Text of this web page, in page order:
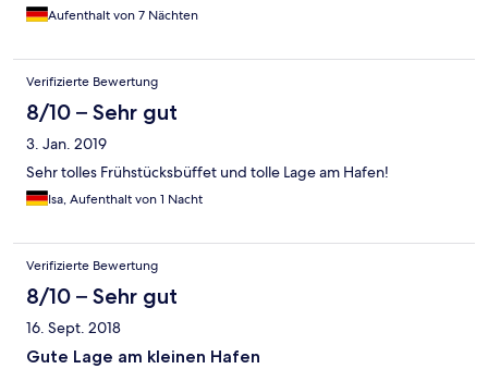
Aufenthalt von 7 Nächten
Verifizierte Bewertung
8/10 – Sehr gut
3. Jan. 2019
Sehr tolles Frühstücksbüffet und tolle Lage am Hafen!
Isa, Aufenthalt von 1 Nacht
Verifizierte Bewertung
8/10 – Sehr gut
16. Sept. 2018
Gute Lage am kleinen Hafen